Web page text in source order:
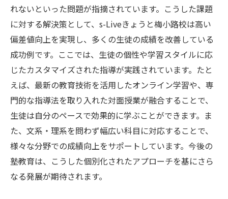
れないといった問題が指摘されています。こうした課題
に対する解決策として、s-Liveきょうと梅小路校は高い
偏差値向上を実現し、多くの生徒の成績を改善している
成功例です。ここでは、生徒の個性や学習スタイルに応
じたカスタマイズされた指導が実践されています。たと
えば、最新の教育技術を活用したオンライン学習や、専
門的な指導法を取り入れた対面授業が融合することで、
生徒は自分のペースで効果的に学ぶことができます。ま
た、文系・理系を問わず幅広い科目に対応することで、
様々な分野での成績向上をサポートしています。今後の
塾教育は、こうした個別化されたアプローチを基にさら
なる発展が期待されます。